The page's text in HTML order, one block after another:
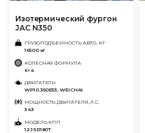
Изотермический фургон
JAC N350
ГРУЗОПОДЪЕМНОСТЬ АВТО, КГ
16500 кг
КОЛЕСНАЯ ФОРМУЛА
6×4
ДВИГАТЕЛЬ
WP10.350E53, WEICHAI
МОЩНОСТЬ ДВИГАТЕЛЯ, Л.С.
343
МОДЕЛЬ КПП
12JSD180T